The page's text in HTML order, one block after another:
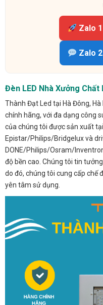
Zalo
Zalo
Đèn LED Nhà Xưởng Chất
Thành Đạt Led tại Hà Đông, Hà
chính hãng, với đa dạng công
của chúng tôi được sản xuất
Epistar/Philips/Bridgelux và
DONE/Philips/Osram/
độ bền cao. Chúng tôi tin
do đó, chúng tôi cung cấp chế
yên tâm sử dụng.